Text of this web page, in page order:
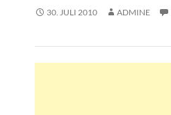
30. JULI 2010 ADMINE